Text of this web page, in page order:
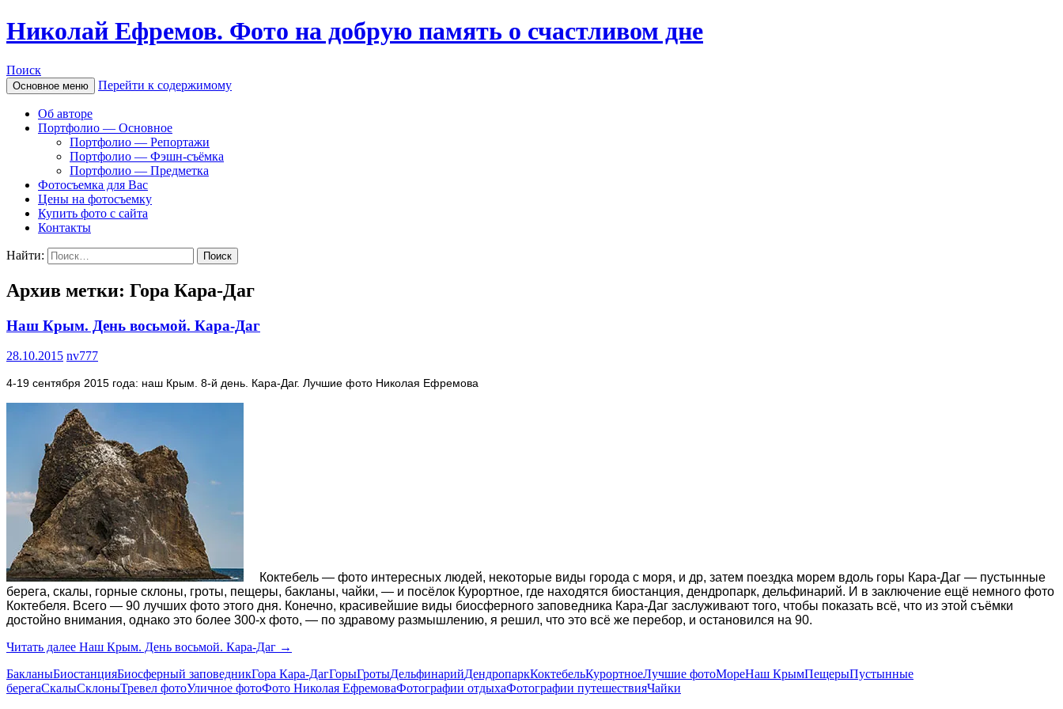
Николай Ефремов. Фото на добрую память о счастливом дне
Поиск
Основное меню Перейти к содержимому
Об авторе
Портфолио — Основное
Портфолио — Репортажи
Портфолио — Фэшн-съёмка
Портфолио — Предметка
Фотосъемка для Вас
Цены на фотосъемку
Купить фото с сайта
Контакты
Найти:
Архив метки: Гора Кара-Даг
Наш Крым. День восьмой. Кара-Даг
28.10.2015 nv777
4-19 сентября 2015 года: наш Крым. 8-й день. Кара-Даг. Лучшие фото Николая Ефремова
Коктебель — фото интересных людей, некоторые виды города с моря, и др, затем поездка морем вдоль горы Кара-Даг — пустынные
берега, скалы, горные склоны, гроты, пещеры, бакланы, чайки, — и посёлок Курортное, где находятся биостанция, дендропарк, дельфинарий. И в заключение ещё немного фото
Коктебеля. Всего — 90 лучших фото этого дня. Конечно, красивейшие виды биосферного заповедника Кара-Даг заслуживают того, чтобы показать всё, что из этой съёмки
достойно внимания, однако это более 300-х фото, — по здравому размышлению, я решил, что это всё же перебор, и остановился на 90.
Читать далее Наш Крым. День восьмой. Кара-Даг →
БакланыБиостанцияБиосферный заповедникГора Кара-ДагГорыГротыДельфинарийДендропаркКоктебельКурортноеЛучшие фотоМореНаш КрымПещерыПустынные
берегаСкалыСклоныТревел фотоУличное фотоФото Николая ЕфремоваФотографии отдыхаФотографии путешествияЧайки